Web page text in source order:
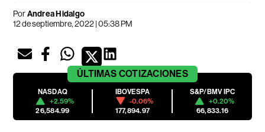
PorAndrea Hidalgo
12 de septiembre, 2022 | 05:38 PM
ÚLTIMAS COTIZACIONES
NASDAQ
+2.59%
26,584.99
IBOVESPA
-0.06%
177,894.97
S&P/BMV IPC
+0.20%
66,833.16